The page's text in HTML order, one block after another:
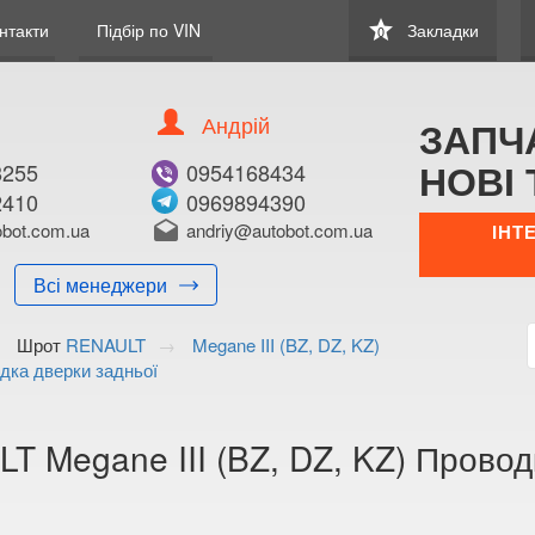
Підбір по VIN star
0 Закладки
Всі менеджери
Андрій
0954168434
0969894390
drafts andriy@autobot.com.ua
НОВІ
Шрот RENAULT
Megane III (BZ, DZ, KZ)
дверки задньої
Megane III (BZ, DZ, KZ)
В ЗАКЛАДКИ КУПИТИ
Менеджер:
+38 (095) 416-
+38 (096) 989-